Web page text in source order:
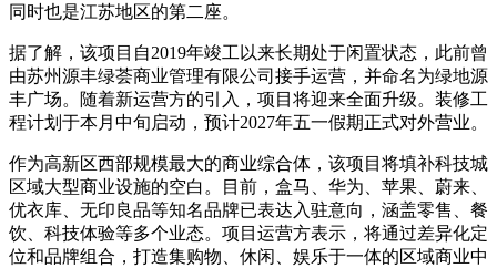
同时也是江苏地区的第二座。
据了解，该项目自2019年竣工以来长期处于闲置状态，此前曾
由苏州源丰绿荟商业管理有限公司接手运营，并命名为绿地源
丰广场。随着新运营方的引入，项目将迎来全面升级。装修工
程计划于本月中旬启动，预计2027年五一假期正式对外营业。
作为高新区西部规模最大的商业综合体，该项目将填补科技城
区域大型商业设施的空白。目前，盒马、华为、苹果、蔚来、
优衣库、无印良品等知名品牌已表达入驻意向，涵盖零售、餐
饮、科技体验等多个业态。项目运营方表示，将通过差异化定
位和品牌组合，打造集购物、休闲、娱乐于一体的区域商业中